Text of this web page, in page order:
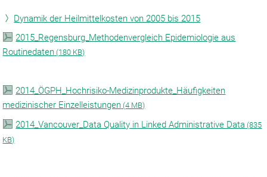
Dynamik der Heilmittelkosten von 2005 bis 2015
2015_Regensburg_Methodenvergleich Epidemiologie aus
Routinedaten (180 KB)
2014_ÖGPH_Hochrisiko-Medizinprodukte_Häufigkeiten
medizinischer Einzelleistungen (4 MB)
2014_Vancouver_Data Quality in Linked Administrative Data (835
KB)